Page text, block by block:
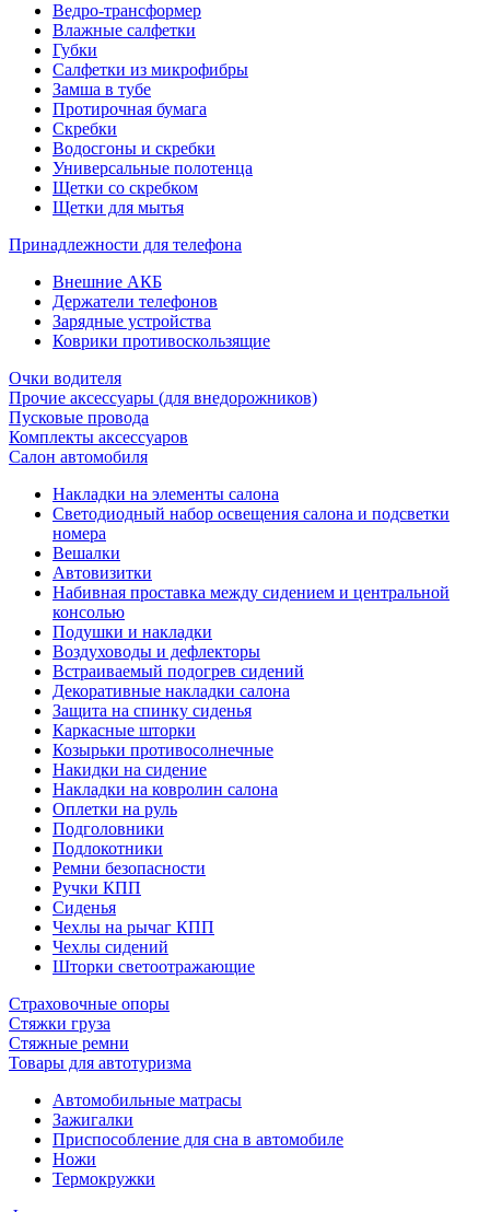
Ведро-трансформер
Влажные салфетки
Губки
Салфетки из микрофибры
Замша в тубе
Протирочная бумага
Скребки
Водосгоны и скребки
Универсальные полотенца
Щетки со скребком
Щетки для мытья
Принадлежности для телефона
Внешние АКБ
Держатели телефонов
Зарядные устройства
Коврики противоскользящие
Очки водителя
Прочие аксессуары (для внедорожников)
Пусковые провода
Комплекты аксессуаров
Салон автомобиля
Накладки на элементы салона
Светодиодный набор освещения салона и подсветки
номера
Вешалки
Автовизитки
Набивная проставка между сидением и центральной
консолью
Подушки и накладки
Воздуховоды и дефлекторы
Встраиваемый подогрев сидений
Декоративные накладки салона
Защита на спинку сиденья
Каркасные шторки
Козырьки противосолнечные
Накидки на сидение
Накладки на ковролин салона
Оплетки на руль
Подголовники
Подлокотники
Ремни безопасности
Ручки КПП
Сиденья
Чехлы на рычаг КПП
Чехлы сидений
Шторки светоотражающие
Страховочные опоры
Стяжки груза
Стяжные ремни
Товары для автотуризма
Автомобильные матрасы
Зажигалки
Приспособление для сна в автомобиле
Ножи
Термокружки